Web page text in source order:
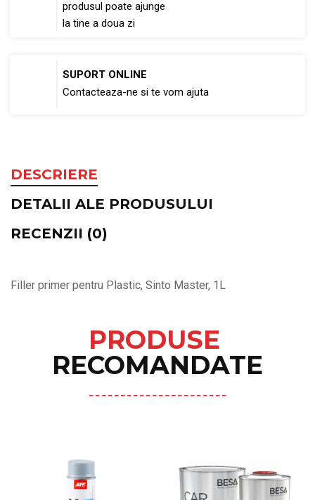
produsul poate ajunge
la tine a doua zi
SUPORT ONLINE
Contacteaza-ne si te vom ajuta
DESCRIERE
DETALII ALE PRODUSULUI
RECENZII (0)
Filler primer pentru Plastic, Sinto Master, 1L
PRODUSE
RECOMANDATE